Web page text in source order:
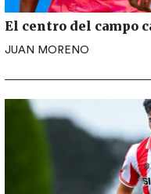
El centro del campo
JUAN MORENO